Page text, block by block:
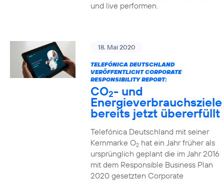
und live performen.
18. Mai 2020
TELEFÓNICA DEUTSCHLAND
VERÖFFENTLICHT CORPORATE
RESPONSIBILITY REPORT:
CO2- und
Energieverbrauchsziele
bereits jetzt übererfüllt
Telefónica Deutschland mit seiner
Kernmarke O2hat ein Jahr früher als
ursprünglich geplant die im Jahr 2016
mit dem Responsible Business Plan
2020 gesetzten Corporate